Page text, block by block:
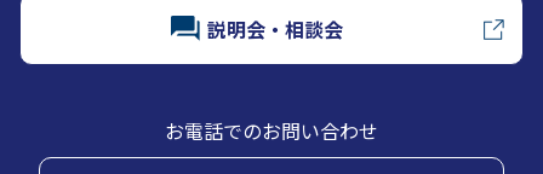
説明会・相談会
お電話でのお問い合わせ